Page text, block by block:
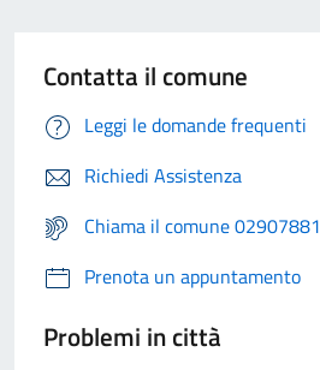
Contatta il comune
Leggi le domande frequenti
Richiedi Assistenza
Chiama il comune 02907881
Prenota un appuntamento
Problemi in città